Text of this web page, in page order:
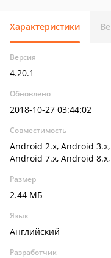
Характеристики
Версия
4.20.1
Обновлено
2018-10-27 03:44:02
Совместимость
Android 2.x, Android
Android 7.x, Android
Размер
2.44 МБ
Язык
Английский
Разработчик